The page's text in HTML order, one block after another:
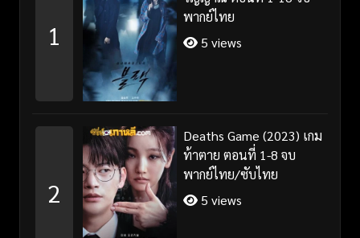
1
พากย์ไทย
5 views
2
Deaths Game (2023) เกม
ท้าตาย ตอนที่ 1-8 จบ
พากย์ไทย/ซับไทย
5 views